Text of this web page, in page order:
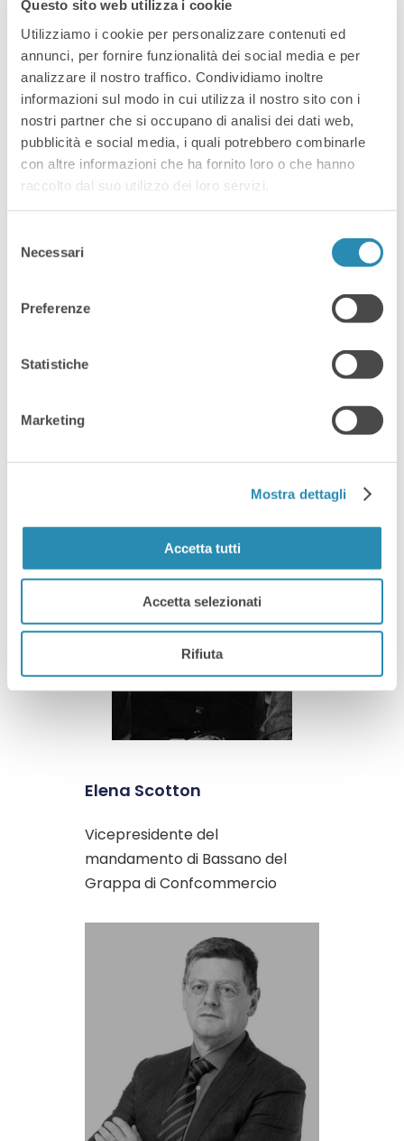
Questo sito web utilizza i cookie
Utilizziamo i cookie per personalizzare contenuti ed
annunci, per fornire funzionalità dei social media e per
analizzare il nostro traffico. Condividiamo inoltre
informazioni sul modo in cui utilizza il nostro sito con i
nostri partner che si occupano di analisi dei dati web,
pubblicità e social media, i quali potrebbero combinarle
con altre informazioni che ha fornito loro o che hanno
raccolto dal suo utilizzo dei loro servizi.
delNecessari
Preferenze
Statistiche
Marketing
Mostra dettagli
Accetta tutti
Accetta selezionati
Rifiuta
Presidente del Mandamento di
Bassano del Grappa per
Confartigianato Imprese
Vicenza
Confindustria e responsabile del
Elena Scotton
Vicepresidente del
mandamento di Bassano del
Grappa di Confcommercio